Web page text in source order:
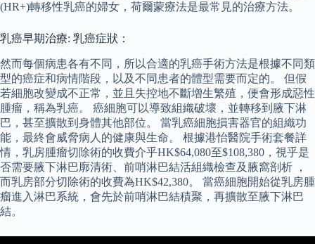
(HR+)轉移性乳癌的婦女，荷爾蒙療法是最常見的治療方法。
乳癌早期治療: 乳癌症狀：
然而每個病患各有不同，所以合適的乳癌手術方法是根據不同類
型的癌症和病情階段，以及不同患者的體型需要而定的。 但假
若細胞改變成不正常，並且失控地不斷增生繁殖，便會形成惡性
腫瘤，稱為乳癌。 癌細胞可以導致組織破壞，並轉移到腋下淋
巴，甚至擴散到身體其他部位。 當乳癌細胞損害器官的組織功
能，最終會威脅病人的健康與生命。 根據港怡醫院手術套餐詳
情，乳房腫瘤切除術的收費介乎HK$64,080至$108,380，視乎是
否需要腋下淋巴廓清術、前哨淋巴結活組織檢查及腋窩剖析 ，
而乳房部分切除術的收費為HK$42,380。 當癌細胞開始從乳房腫
瘤進入淋巴系統，會先於前哨淋巴結積聚，再擴散至腋下淋巴
結。